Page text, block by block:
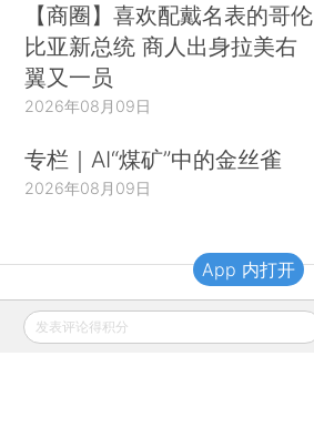
【商圈】喜欢配戴名表的哥伦
比亚新总统 商人出身拉美右
翼又一员
2026年08月09日
专栏｜AI“煤矿”中的金丝雀
2026年08月09日
财新移动
发表评论得积分
App 内打开